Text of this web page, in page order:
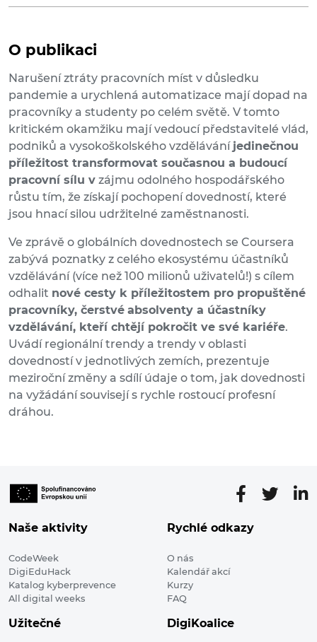
O publikaci
Narušení ztráty pracovních míst v důsledku
pandemie a urychlená automatizace mají dopad na
pracovníky a studenty po celém světě. V tomto
kritickém okamžiku mají vedoucí představitelé vlád,
podniků a vysokoškolského vzdělávání jedinečnou
příležitost transformovat současnou a budoucí
pracovní sílu v zájmu odolného hospodářského
růstu tím, že získají pochopení dovedností, které
jsou hnací silou udržitelné zaměstnanosti.
Ve zprávě o globálních dovednostech se Coursera
zabývá poznatky z celého ekosystému účastníků
vzdělávání (více než 100 milionů uživatelů!) s cílem
odhalit nové cesty k příležitostem pro propuštěné
pracovníky, čerstvé absolventy a účastníky
vzdělávání, kteří chtějí pokročit ve své kariéře.
Uvádí regionální trendy a trendy v oblasti
dovedností v jednotlivých zemích, prezentuje
meziroční změny a sdílí údaje o tom, jak dovednosti
na vyžádání souvisejí s rychle rostoucí profesní
dráhou.
Naše aktivity
CodeWeek
DigiEduHack
Katalog kyberprevence
All digital weeks
Rychlé odkazy
O nás
Kalendář akcí
Kurzy
FAQ
Užitečné DigiKoalice